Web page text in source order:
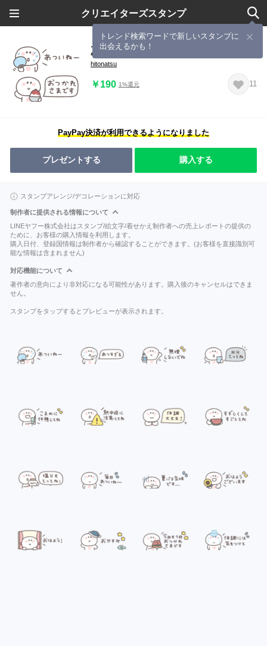
クリエイターズスタンプ
トレンド検索ワードで新しいスタンプに
出会えるかも！
夏に便利◎ちびっこにこりん #4
hitonatsu
￥190 1%還元 11
PayPay決済が利用できるようになりました
プレゼントする 購入する
スタンプアレンジ/デコレーションに対応
制作者に提供される情報について
LINEヤフー株式会社はスタンプ/絵文字/着せかえ制作者への売上レポートの提供の
ために、お客様の購入情報を利用します。
購入日付、登録国情報は制作者から確認することができます。(お客様を直接識別可
能な情報は含まれません)
対応機能について
著作者の意向により非対応になる可能性があります。購入後のキャンセルはできま
せん。
スタンプをタップするとプレビューが表示されます。